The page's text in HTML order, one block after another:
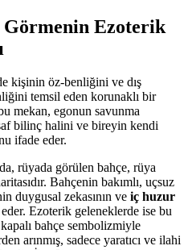
Görmenin Ezoterik
kişinin öz-benliğini ve dış
temsil eden korunaklı bir
mekan, egonun savunma
saf bilinç halini ve bireyin kendi
ifade eder.
rüyada görülen bahçe, rüya
Bahçenin bakımlı, uçsuz
duygusal zekasının ve iç huzur
Ezoterik geleneklerde ise bu
bahçe sembolizmiyle
arınmış, sadece yaratıcı ve ilahi